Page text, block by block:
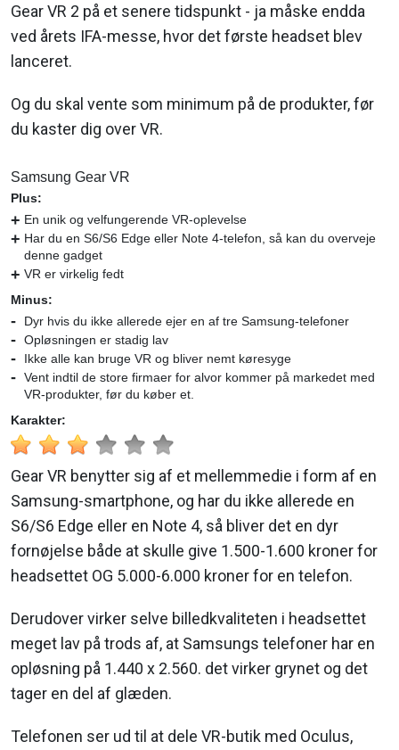
Gear VR 2 på et senere tidspunkt - ja måske endda
ved årets IFA-messe, hvor det første headset blev
lanceret.
Og du skal vente som minimum på de produkter, før
du kaster dig over VR.
Samsung Gear VR
Plus:
En unik og velfungerende VR-oplevelse
Har du en S6/S6 Edge eller Note 4-telefon, så kan du overveje
denne gadget
VR er virkelig fedt
Minus:
Dyr hvis du ikke allerede ejer en af tre Samsung-telefoner
Opløsningen er stadig lav
Ikke alle kan bruge VR og bliver nemt køresyge
Vent indtil de store firmaer for alvor kommer på markedet med
VR-produkter, før du køber et.
Karakter:
Gear VR benytter sig af et mellemmedie i form af en
Samsung-smartphone, og har du ikke allerede en
S6/S6 Edge eller en Note 4, så bliver det en dyr
fornøjelse både at skulle give 1.500-1.600 kroner for
headsettet OG 5.000-6.000 kroner for en telefon.
Derudover virker selve billedkvaliteten i headsettet
meget lav på trods af, at Samsungs telefoner har en
opløsning på 1.440 x 2.560. det virker grynet og det
tager en del af glæden.
Telefonen ser ud til at dele VR-butik med Oculus,